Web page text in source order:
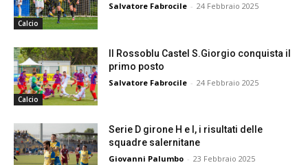
Calcio
Salvatore Fabrocile - 24 Febbraio 2025
Calcio
Il Rossoblu Castel S.Giorgio conquista il
primo posto
Salvatore Fabrocile - 24 Febbraio 2025
Serie D girone H e I, i risultati delle
squadre salernitane
Giovanni Palumbo - 23 Febbraio 2025